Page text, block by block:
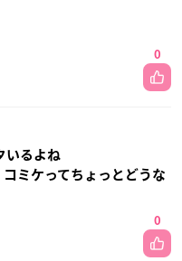
0
いるよね
ミケってちょっとどうな
0